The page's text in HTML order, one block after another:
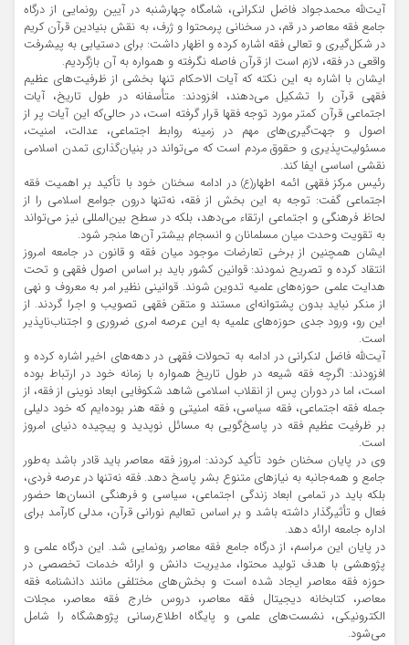
آیت‌ﷲ محمدجواد فاضل لنکرانی، شامگاه چهارشنبه در آیین رونمایی از درگاه
جامع فقه معاصر در قم، در سخنانی پرمحتوا و ژرف، به نقش بنیادین قرآن کریم
در شکل‌گیری و تعالی فقه اشاره کرده و اظهار داشت: برای دستیابی به پیشرفت
واقعی در فقه، لازم است از قرآن فاصله نگرفته و همواره به آن بازگردیم.
ایشان با اشاره به این نکته که آیات الاحکام تنها بخشی از ظرفیت‌های عظیم
فقهی قرآن را تشکیل می‌دهند، افزودند: متأسفانه در طول تاریخ، آیات
اجتماعی قرآن کمتر مورد توجه فقها قرار گرفته است، در حالی‌که این آیات پر از
اصول و جهت‌گیری‌های مهم در زمینه روابط اجتماعی، عدالت، امنیت،
مسئولیت‌پذیری و حقوق مردم است که می‌تواند در بنیان‌گذاری تمدن اسلامی
نقشی اساسی ایفا کند.
رئیس مرکز فقهی ائمه اطهار(ع)در ادامه سخنان خود با تأکید بر اهمیت فقه
اجتماعی گفت: توجه به این بخش از فقه، نه‌تنها درون جوامع اسلامی را از
لحاظ فرهنگی و اجتماعی ارتقاء می‌دهد، بلکه در سطح بین‌المللی نیز می‌تواند
به تقویت وحدت میان مسلمانان و انسجام بیشتر آن‌ها منجر شود.
ایشان همچنین از برخی تعارضات موجود میان فقه و قانون در جامعه امروز
انتقاد کرده و تصریح نمودند: قوانین کشور باید بر اساس اصول فقهی و تحت
هدایت علمی حوزه‌های علمیه تدوین شوند. قوانینی نظیر امر به معروف و نهی
از منکر نباید بدون پشتوانه‌ای مستند و متقن فقهی تصویب و اجرا گردند. از
این رو، ورود جدی حوزه‌های علمیه به این عرصه امری ضروری و اجتناب‌ناپذیر
است.
آیت‌ﷲ فاضل لنکرانی در ادامه به تحولات فقهی در دهه‌های اخیر اشاره کرده و
افزودند: اگرچه فقه شیعه در طول تاریخ همواره با زمانه خود در ارتباط بوده
است، اما در دوران پس از انقلاب اسلامی شاهد شکوفایی ابعاد نوینی از فقه، از
جمله فقه اجتماعی، فقه سیاسی، فقه امنیتی و فقه هنر بوده‌ایم که خود دلیلی
بر ظرفیت عظیم فقه در پاسخ‌گویی به مسائل نوپدید و پیچیده دنیای امروز
است.
وی در پایان سخنان خود تأکید کردند: امروز فقه معاصر باید قادر باشد به‌طور
جامع و همه‌جانبه به نیازهای متنوع بشر پاسخ دهد. فقه نه‌تنها در عرصه فردی،
بلکه باید در تمامی ابعاد زندگی اجتماعی، سیاسی و فرهنگی انسان‌ها حضور
فعال و تأثیرگذار داشته باشد و بر اساس تعالیم نورانی قرآن، مدلی کارآمد برای
اداره جامعه ارائه دهد.
در پایان این مراسم، از درگاه جامع فقه معاصر رونمایی شد. این درگاه علمی و
پژوهشی با هدف تولید محتوا، مدیریت دانش و ارائه خدمات تخصصی در
حوزه فقه معاصر ایجاد شده است و بخش‌های مختلفی مانند دانشنامه فقه
معاصر، کتابخانه دیجیتال فقه معاصر، دروس خارج فقه معاصر، مجلات
الکترونیکی، نشست‌های علمی و پایگاه اطلاع‌رسانی پژوهشگاه را شامل
می‌شود.